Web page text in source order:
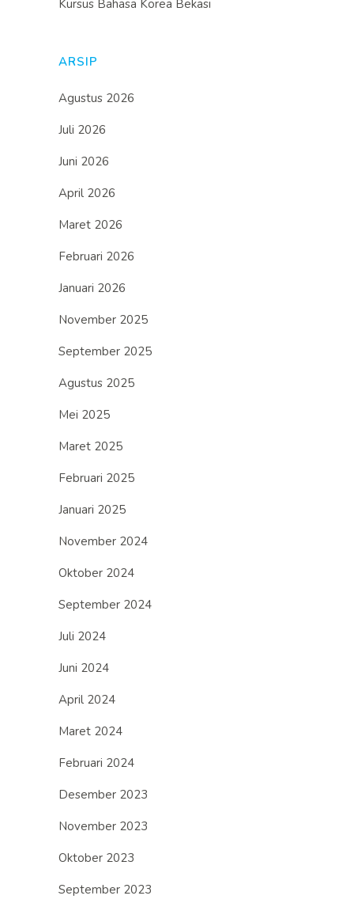
Kursus Bahasa Korea Bekasi
ARSIP
Agustus 2026
Juli 2026
Juni 2026
April 2026
Maret 2026
Februari 2026
Januari 2026
November 2025
September 2025
Agustus 2025
Mei 2025
Maret 2025
Februari 2025
Januari 2025
November 2024
Oktober 2024
September 2024
Juli 2024
Juni 2024
April 2024
Maret 2024
Februari 2024
Desember 2023
November 2023
Oktober 2023
September 2023